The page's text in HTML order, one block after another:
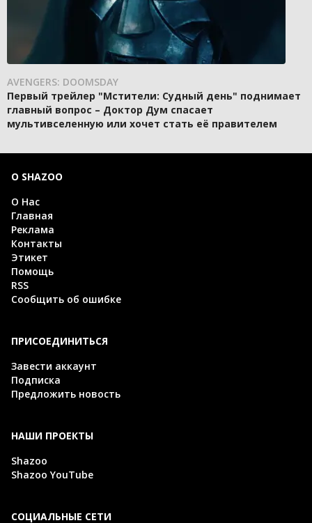
AVENGERS: DOOMSDAY
Первый трейлер "Мстители: Судный день" поднимает
главный вопрос – Доктор Дум спасает
мультивселенную или хочет стать её правителем
О SHAZOO
О Нас
Главная
Реклама
Контакты
Этикет
Помощь
RSS
Сообщить об ошибке
ПРИСОЕДИНИТЬСЯ
Завести аккаунт
Подписка
Предложить новость
НАШИ ПРОЕКТЫ
Shazoo
Shazoo YouTube
СОЦИАЛЬНЫЕ СЕТИ